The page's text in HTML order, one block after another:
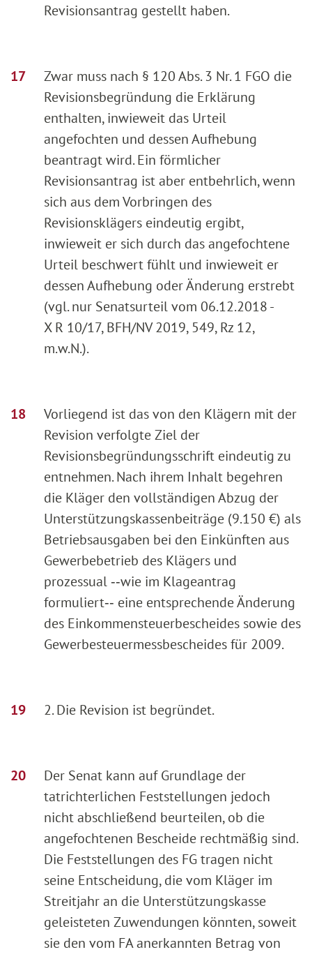
Revisionsantrag gestellt haben.
Zwar muss nach § 120 Abs. 3 Nr. 1 FGO die
Revisionsbegründung die Erklärung
enthalten, inwieweit das Urteil
angefochten und dessen Aufhebung
beantragt wird. Ein förmlicher
Revisionsantrag ist aber entbehrlich, wenn
sich aus dem Vorbringen des
Revisionsklägers eindeutig ergibt,
inwieweit er sich durch das angefochtene
Urteil beschwert fühlt und inwieweit er
dessen Aufhebung oder Änderung erstrebt
(vgl. nur Senatsurteil vom 06.12.2018 -
X R 10/17, BFH/NV 2019, 549, Rz 12,
m.w.N.).
Vorliegend ist das von den Klägern mit der
Revision verfolgte Ziel der
Revisionsbegründungsschrift eindeutig zu
entnehmen. Nach ihrem Inhalt begehren
die Kläger den vollständigen Abzug der
Unterstützungskassenbeiträge (9.150 €) als
Betriebsausgaben bei den Einkünften aus
Gewerbebetrieb des Klägers und
prozessual ‑‑wie im Klageantrag
formuliert‑‑ eine entsprechende Änderung
des Einkommensteuerbescheides sowie des
Gewerbesteuermessbescheides für 2009.
2. Die Revision ist begründet.
Der Senat kann auf Grundlage der
tatrichterlichen Feststellungen jedoch
nicht abschließend beurteilen, ob die
angefochtenen Bescheide rechtmäßig sind.
Die Feststellungen des FG tragen nicht
seine Entscheidung, die vom Kläger im
Streitjahr an die Unterstützungskasse
geleisteten Zuwendungen könnten, soweit
sie den vom FA anerkannten Betrag von